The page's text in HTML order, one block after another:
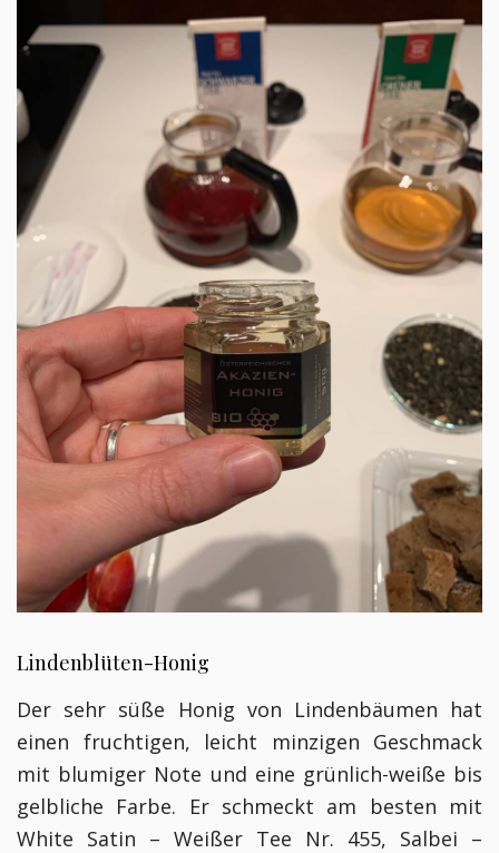
Lindenblüten-Honig
Der sehr süße Honig von Lindenbäumen hat
einen fruchtigen, leicht minzigen Geschmack
mit blumiger Note und eine grünlich-weiße bis
gelbliche Farbe. Er schmeckt am besten mit
White Satin – Weißer Tee Nr. 455, Salbei –